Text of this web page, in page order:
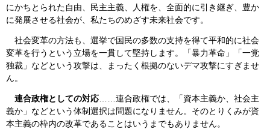
にかちとられた自由、民主主義、人権を、全面的に引き継ぎ、豊か
に発展させる社会が、私たちのめざす未来社会です。
社会変革の方法も、選挙で国民の多数の支持を得て平和的に社会
変革を行うという立場を一貫して堅持します。「暴力革命」「一党
独裁」などという攻撃は、まったく根拠のないデマ攻撃にすぎませ
ん。
連合政権としての対応 ……連合政権では、「資本主義か、社会主
義か」などという体制選択は問題になりません。そのとりくみが資
本主義の枠内の改革であることはいうまでもありません。